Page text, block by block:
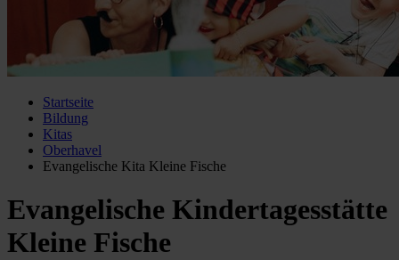
Startseite
Bildung
Kitas
Oberhavel
Evangelische Kita Kleine Fische
Evangelische Kindertagesstätte
Kleine Fische